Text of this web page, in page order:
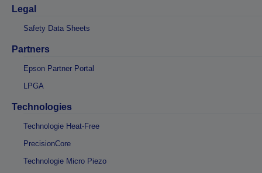
Legal
Safety Data Sheets
Partners
Epson Partner Portal
LPGA
Technologies
Technologie Heat-Free
PrecisionCore
Technologie Micro Piezo